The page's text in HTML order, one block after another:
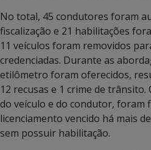
No total, 45 condutores foram
fiscalização e 21 habilitações
11 veículos foram removidos
credenciadas. Durante as
etilômetro foram oferecidos,
12 recusas e 1 crime de
do veículo e do condutor, foram
licenciamento vencido há mais
sem possuir habilitação.